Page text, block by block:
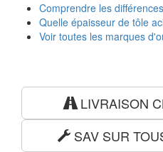
Comprendre les
Quelle épaisseur de tôle
Voir toutes les marques
LIVRAISON
SAV SUR